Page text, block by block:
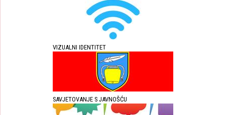
VIZUALNI IDENTITET
SAVJETOVANJE S JAVNOŠĆU